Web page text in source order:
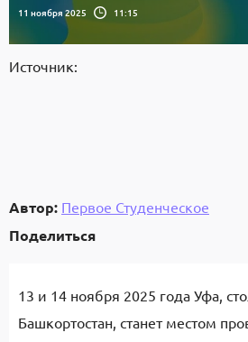
11 ноября 2025 11:15
Источник:
Автор: Первое Студенческое
Поделиться
13 и 14 ноября 2025 года Уфа,
Башкортостан, станет местом